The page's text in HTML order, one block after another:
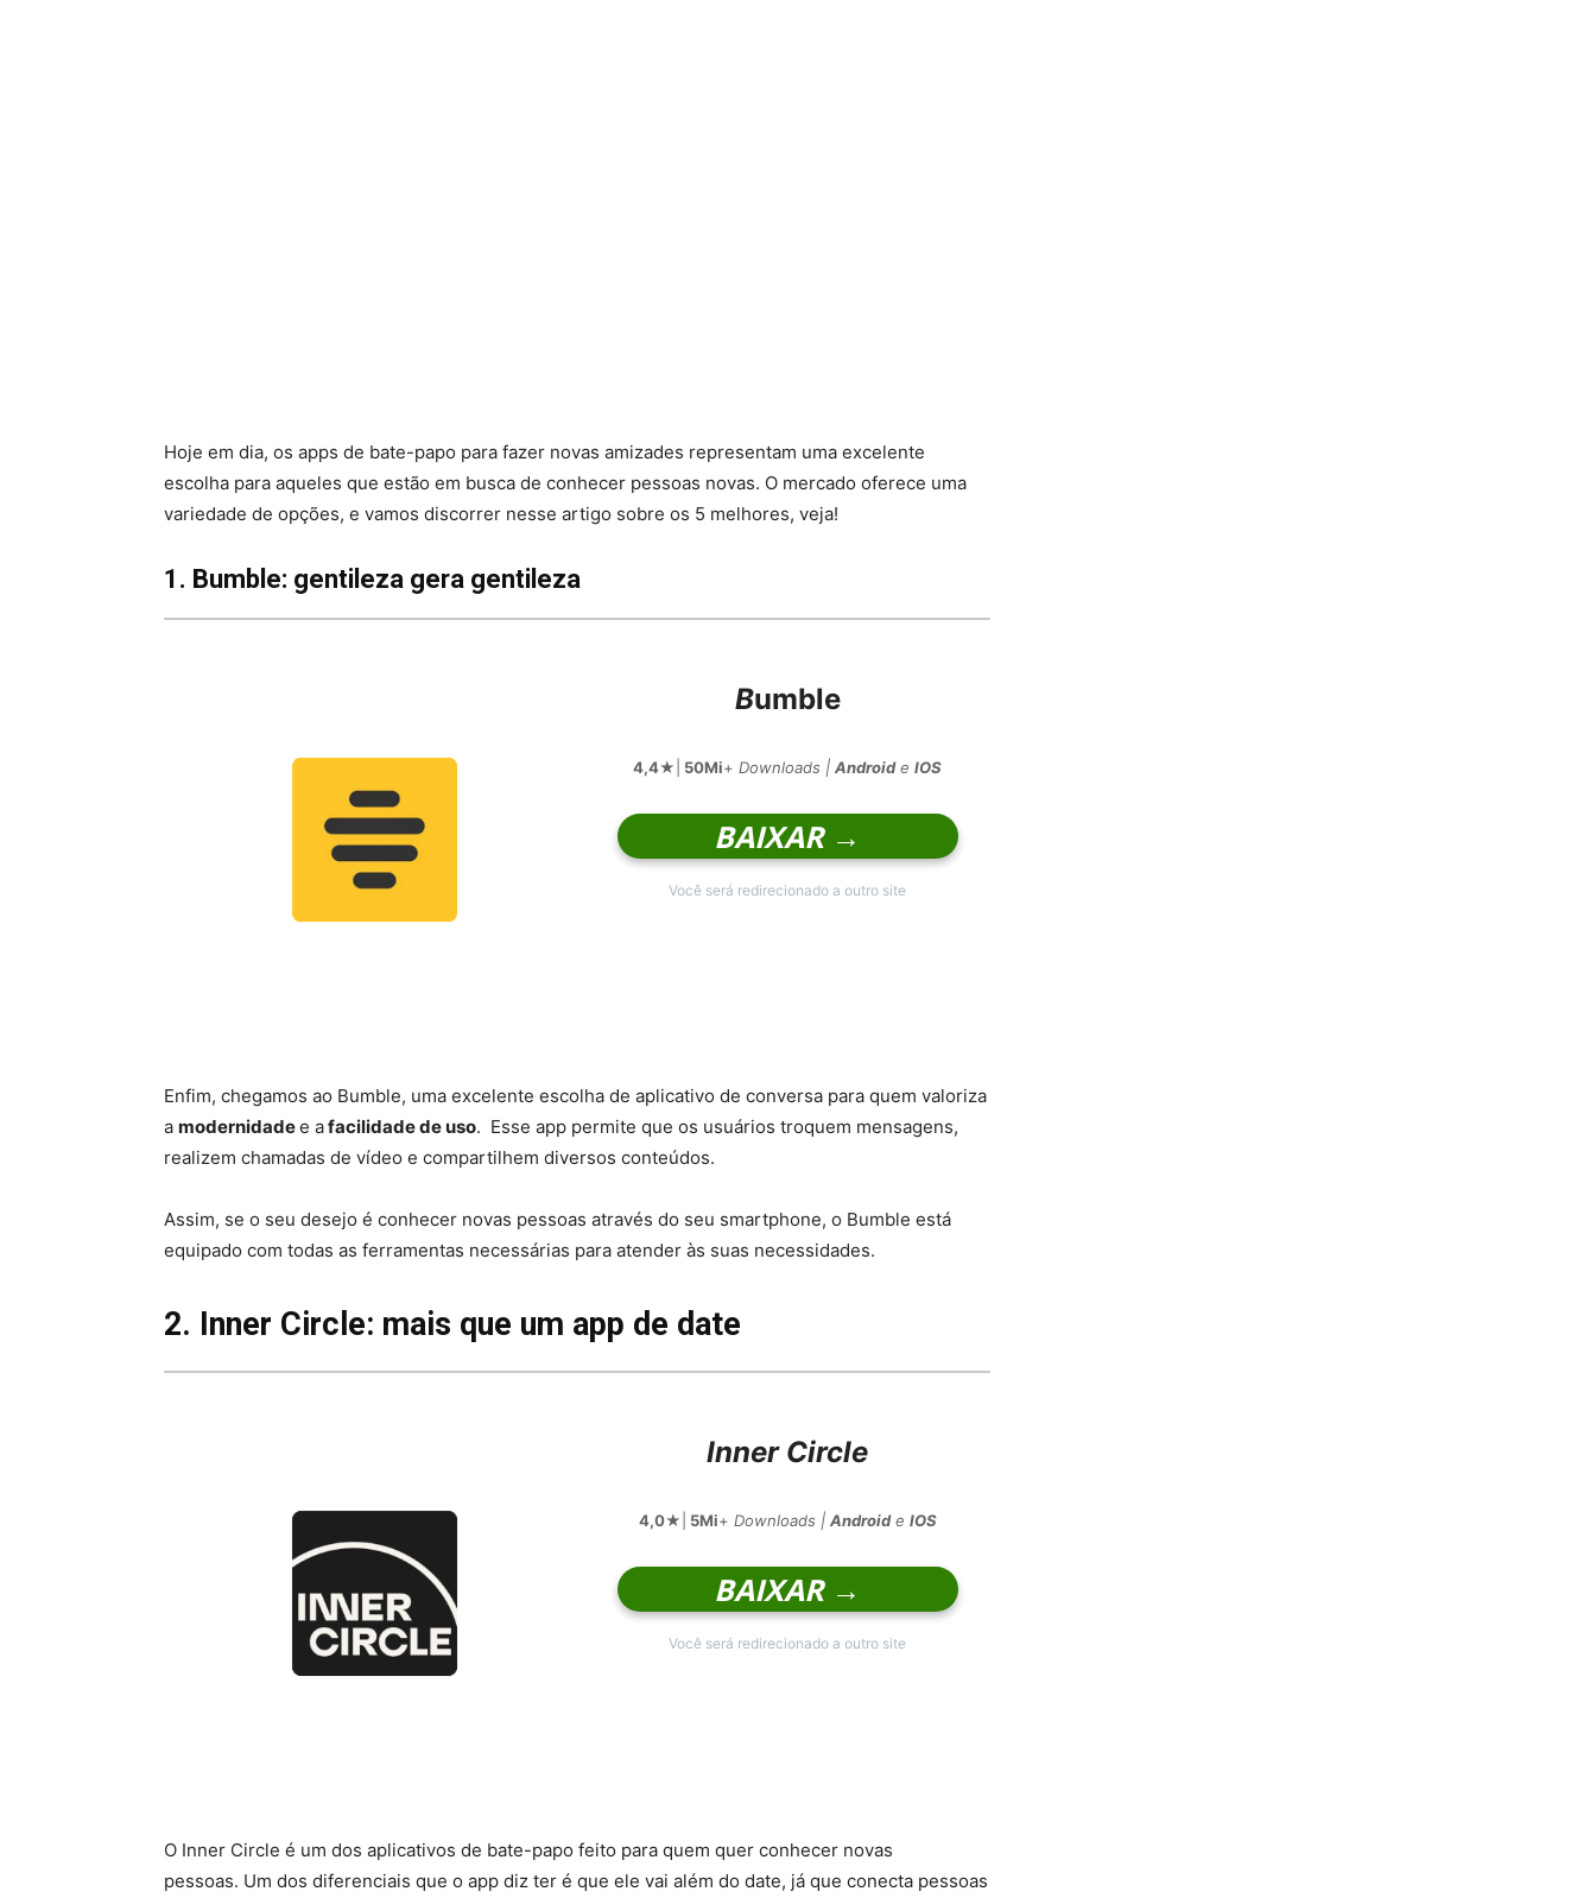
Hoje em dia, os apps de bate-papo para fazer novas amizades representam uma excelente
escolha para aqueles que estão em busca de conhecer pessoas novas. O mercado oferece uma
variedade de opções, e vamos discorrer nesse artigo sobre os 5 melhores, veja!
1. Bumble: gentileza gera gentileza
Bumble
4,4★| 50Mi+Downloads |AndroideIOS
BAIXAR →
Você será redirecionado a outro site
Enfim, chegamos ao Bumble, uma excelente escolha de aplicativo de conversa para quem valoriza
a modernidadee afacilidade de uso. Esse app permite que os usuários troquem mensagens,
realizem chamadas de vídeo e compartilhem diversos conteúdos.
Assim, se o seu desejo é conhecer novas pessoas através do seu smartphone, o Bumble está
equipado com todas as ferramentas necessárias para atender às suas necessidades.
2. Inner Circle: mais que um app de date
Inner Circle
4,0★| 5Mi+ Downloads | Androide IOS
BAIXAR →
Você será redirecionado a outro site
O Inner Circle é um dos aplicativos de bate-papo feito para quem quer conhecer novas
pessoas. Um dos diferenciais que o app diz ter é que ele vai além do date, já que conecta pessoas